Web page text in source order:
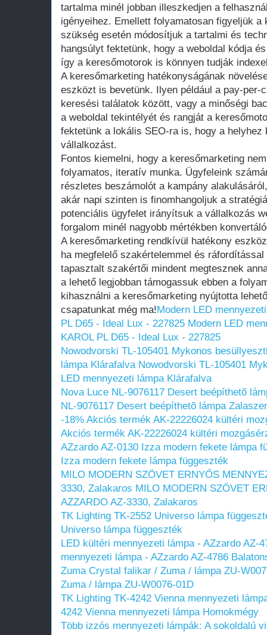
tartalma minél jobban illeszkedjen a
igényeihez. Emellett folyamatosan figyeljük
szükség esetén módosítjuk a tartalmi és
hangsúlyt fektetünk, hogy a weboldal kódja
így a keresőmotorok is könnyen tudják
A keresőmarketing hatékonyságának
eszközt is bevetünk. Ilyen például a pay-per-
keresési találatok között, vagy a minőségi
a weboldal tekintélyét és rangját a
fektetünk a lokális SEO-ra is, hogy a
vállalkozást.
Fontos kiemelni, hogy a keresőmarketing
folyamatos, iteratív munka. Ügyfeleink
részletes beszámolót a kampány
akár napi szinten is finomhangoljuk a
potenciális ügyfelet irányítsuk a vállalkozás
forgalom minél nagyobb mértékben
A keresőmarketing rendkívül hatékony
ha megfelelő szakértelemmel és
tapasztalt szakértői mindent megtesznek
a lehető legjobban támogassuk ebben a
kihasználni a keresőmarketing nyújtotta
csapatunkat még ma!Modern LED
PL D65 - Ideal Lux - 227825 Modern LED
KAROL PL D65 - Ideal Lux - 227825
Nowodvorski TL-105401 Mykonos
lámpa Klárafalva Nowodvorski TL-105401
LED mennyezeti lámpa Klárafalva
Nova Luce NL-9076117 Desert beépíthetõ
NL-9076117 Desert beépíthetõ lámpa
-18% Akciós termék AK-22226024 kültéri
Akciós termék AK-22226024 kültéri
AZzardo AZ-0130 Izza modern fekete lámpa
Izza modern fekete lámpa függeszték
MILO MODERN SZÖVET ERNYŐS
3330, Zalakaros MILO MODERN SZÖVET
AZZARDO AZ-3330, Zalakaros
TK Lighting TK-2552 Universo lámpa
Universo lámpa függeszték
LED kültéri mennyezeti lámpa - AZzardo AZ-
mennyezeti lámpa - AZzardo AZ-4786
Zuma Crystal falikar / Zuma / lámpa ZU-
Zuma / lámpa ZU-W0076-01D
TK Lighting TK-4242 Vienna mennyezeti
4242 Vienna mennyezeti lámpa Homokmégy
Több izzós mennyezeti lámpák: A sokoldalú